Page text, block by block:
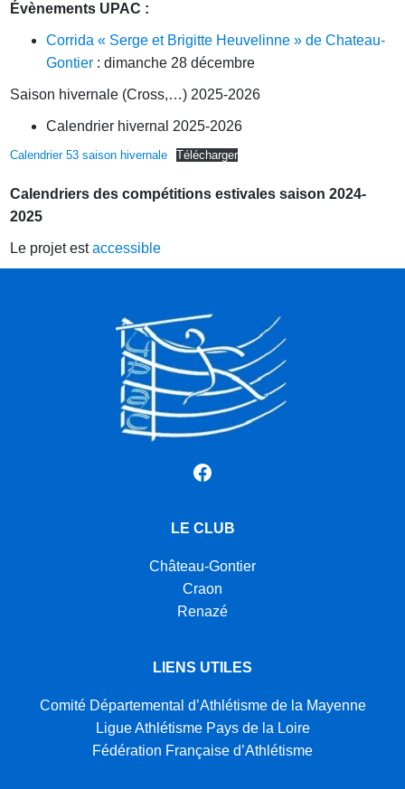
Évènements UPAC :
Corrida « Serge et Brigitte Heuvelinne » de Chateau-
Gontier : dimanche 28 décembre
Saison hivernale (Cross,…) 2025-2026
Calendrier hivernal 2025-2026
Calendrier 53 saison hivernale Télécharger
Calendriers des compétitions estivales saison 2024-
2025
Le projet estaccessible
Facebook
LE CLUB
Château-Gontier
Craon
Renazé
LIENS UTILES
Comité Départemental d’Athlétisme de la Mayenne
Ligue Athlétisme Pays de la Loire
Fédération Française d’Athlétisme